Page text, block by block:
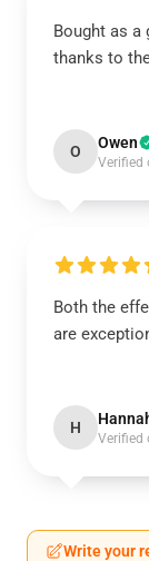
Bought as a
thanks to
O Owen
Verified
Both the
are
H
Verified
Write your